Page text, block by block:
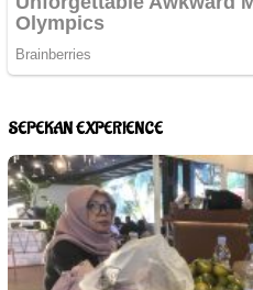
SEPEKAN EXPERIENCE